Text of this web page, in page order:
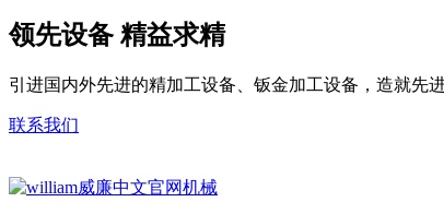
领先设备 精益求精
引进国内外先进的精加工设备、钣金加工设备，造就先
联系我们